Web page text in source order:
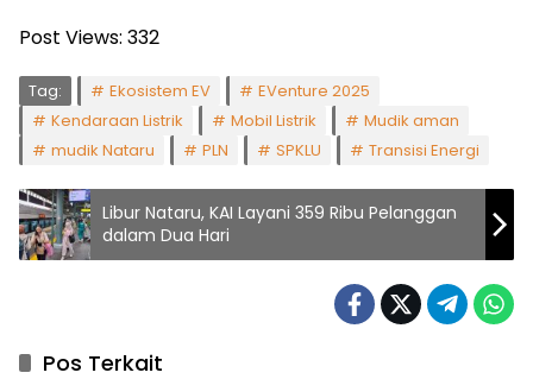
Post Views: 332
Tag: Ekosistem EV
EVenture 2025
Kendaraan Listrik
Mobil Listrik
Mudik aman
mudik Nataru
PLN SPKLU Transisi Energi
Libur Nataru, KAI Layani 359 Ribu Pelanggan
dalam Dua Hari
Pos Terkait